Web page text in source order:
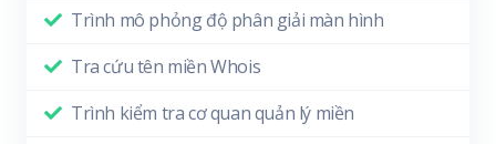
Trình mô phỏng độ phân giải màn hình
Tra cứu tên miền Whois
Trình kiểm tra cơ quan quản lý miền